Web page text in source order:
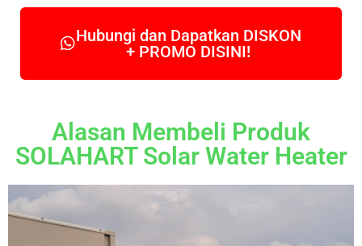
Hubungi dan Dapatkan DISKON
+ PROMO DISINI!
Alasan Membeli Produk
SOLAHART Solar Water Heater